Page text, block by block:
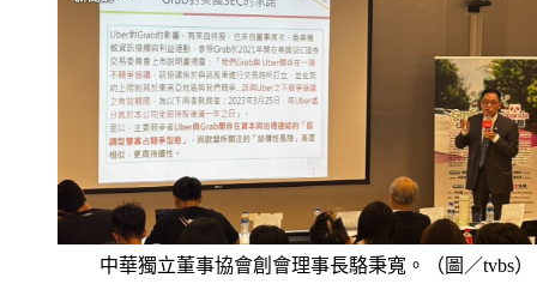
中華獨立董事協會創會理事長駱秉寬。（圖／tvbs）